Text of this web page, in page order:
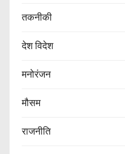
तकनीकी
देश विदेश
मनोरंजन
मौसम
राजनीति